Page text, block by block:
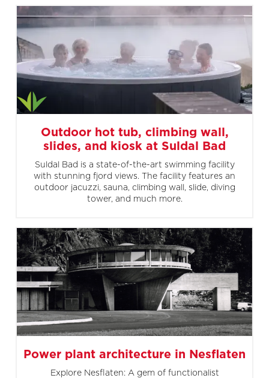
Outdoor hot tub, climbing wall,
slides, and kiosk at Suldal Bad
Suldal Bad is a state-of-the-art swimming facility
with stunning fjord views. The facility features an
outdoor jacuzzi, sauna, climbing wall, slide, diving
tower, and much more.
Power plant architecture in Nesflaten
Explore Nesflaten: A gem of functionalist